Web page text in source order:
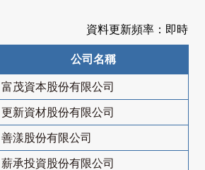
資料更新頻率：即時
公司名稱
富茂資本股份有限公司
更新資材股份有限公司
善漾股份有限公司
薪承投資股份有限公司